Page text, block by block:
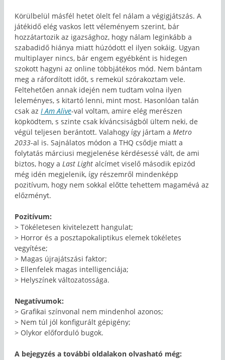
Körülbelül másfél hetet ölelt fel nálam a végigjátszás. A
játékidő elég vaskos lett véleményem szerint, bár
hozzátartozik az igazsághoz, hogy nálam leginkább a
szabadidő hiánya miatt húzódott el ilyen sokáig. Ugyan
multiplayer nincs, bár engem egyébként is hidegen
szokott hagyni az online többjátékos mód. Nem bántam
meg a ráfordított időt, s remekül szórakoztam vele.
Feltehetően annak idején nem tudtam volna ilyen
leleményes, s kitartó lenni, mint most. Hasonlóan talán
csak az I Am Alive-val voltam, amire elég merészen
köpködtem, s szinte csak kíváncsiságból ültem neki, de
végül teljesen berántott. Valahogy így jártam a Metro
2033-al is. Sajnálatos módon a THQ csődje miatt a
folytatás márciusi megjelenése kérdésessé vált, de ami
biztos, hogy a Last Light alcímet viselő második epizód
még idén megjelenik, így részemről mindenképp
pozitívum, hogy nem sokkal előtte tehettem magamévá az
előzményt.
Pozitívum:
> Tökéletesen kivitelezett hangulat;
> Horror és a posztapokaliptikus elemek tökéletes
vegyítése;
> Magas újrajátszási faktor;
> Ellenfelek magas intelligenciája;
> Helyszínek változatossága.
Negatívumok:
> Grafikai színvonal nem mindenhol azonos;
> Nem túl jól konfigurált gépigény;
> Olykor előforduló bugok.
A bejegyzés a további oldalakon olvasható még: